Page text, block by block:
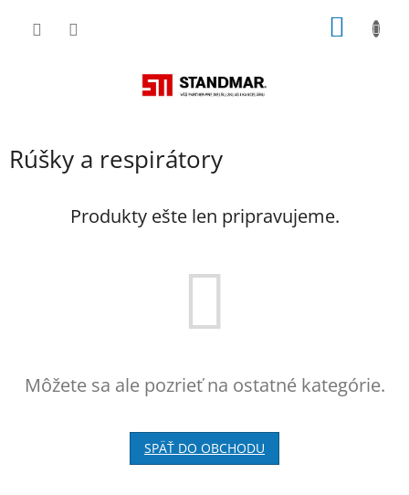
Rúšky a respirátory
Produkty ešte len pripravujeme.
Môžete sa ale pozrieť na ostatné kategórie.
SPÄŤ DO OBCHODU